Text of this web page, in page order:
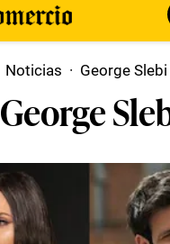
Noticias · George Slebi
George